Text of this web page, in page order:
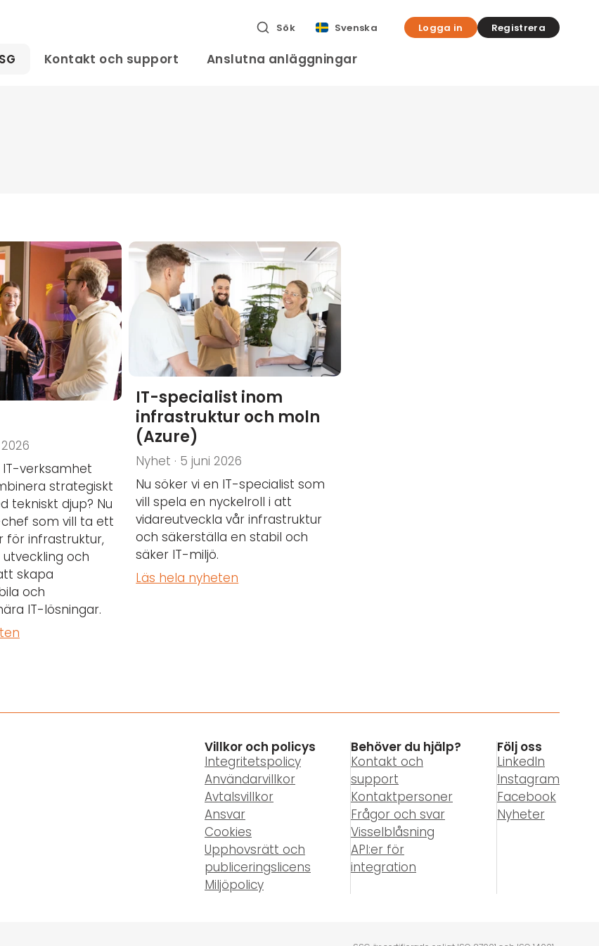
Sök Svenska Logga in Registrera
Kontakt och support Anslutna anläggningar
IT-verksamhet
strategiskt
tekniskt djup? Nu
som vill ta ett
för infrastruktur,
och
skapa
och
IT-lösningar.
IT-specialist inom
infrastruktur och moln
(Azure)
Nyhet · 5 juni 2026
Nu söker vi en IT-specialist som
vill spela en nyckelroll i att
vidareutveckla vår infrastruktur
och säkerställa en stabil och
säker IT-miljö.
Läs hela nyheten
Villkor och policys
Integritetspolicy
Användarvillkor
Avtalsvillkor
Ansvar
Cookies
Upphovsrätt och
publiceringslicens
Miljöpolicy
Behöver du hjälp?
Kontakt och
support
Kontaktpersoner
Frågor och svar
Visselblåsning
API:er för
integration
Följ oss
LinkedIn
Instagram
Facebook
Nyheter